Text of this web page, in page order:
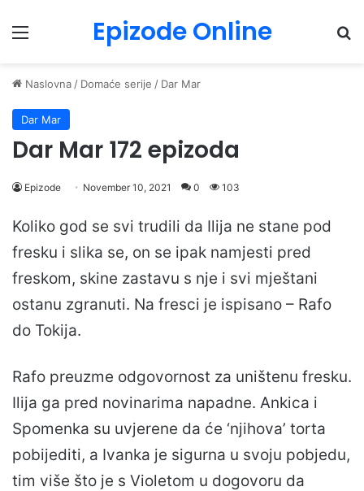
Menu Epizode Online
Naslovna / Domaće serije / Dar Mar
Dar Mar
Dar Mar 172 epizoda
Epizode November 10, 2021 0 103
Koliko god se svi trudili da Ilija ne stane pod
fresku i slika se, on se ipak namjesti pred
freskom, skine zastavu s nje i svi mještani
ostanu zgranuti. Na fresci je ispisano – Rafo
do Tokija.
Rafo preuzme odgovornost za uništenu fresku.
Ilija ga pred novinarima napadne. Ankica i
Spomenka su uvjerene da će ‘njihova’ torta
pobijediti, a Ivanka je sigurna u svoju pobjedu,
tim više što je s Violetom u dogovoru da